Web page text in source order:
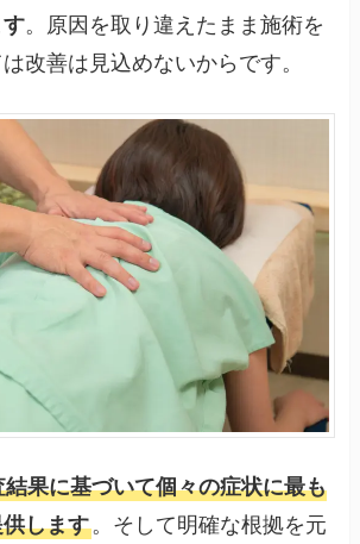
。原因を取り違えたまま施術を
改善は見込めないからです。
結果に基づいて個々の症状に最も
します。そして明確な根拠を元